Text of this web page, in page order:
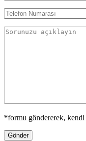
*formu göndererek, kendi